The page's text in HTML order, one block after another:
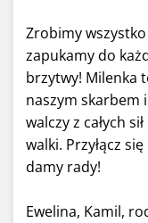
Zrobimy
zapukamy do
brzytwy! Milenka
naszym skarbem
walczy z całych
walki. Przyłącz
damy rady!
Ewelina, Kamil,